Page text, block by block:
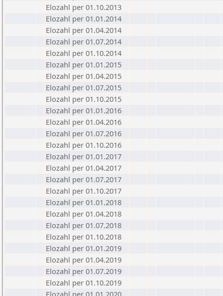
Elozahl per 01.10.2013
Elozahl per 01.01.2014
Elozahl per 01.04.2014
Elozahl per 01.07.2014
Elozahl per 01.10.2014
Elozahl per 01.01.2015
Elozahl per 01.04.2015
Elozahl per 01.07.2015
Elozahl per 01.10.2015
Elozahl per 01.01.2016
Elozahl per 01.04.2016
Elozahl per 01.07.2016
Elozahl per 01.10.2016
Elozahl per 01.01.2017
Elozahl per 01.04.2017
Elozahl per 01.07.2017
Elozahl per 01.10.2017
Elozahl per 01.01.2018
Elozahl per 01.04.2018
Elozahl per 01.07.2018
Elozahl per 01.10.2018
Elozahl per 01.01.2019
Elozahl per 01.04.2019
Elozahl per 01.07.2019
Elozahl per 01.10.2019
Elozahl per 01.01.2020